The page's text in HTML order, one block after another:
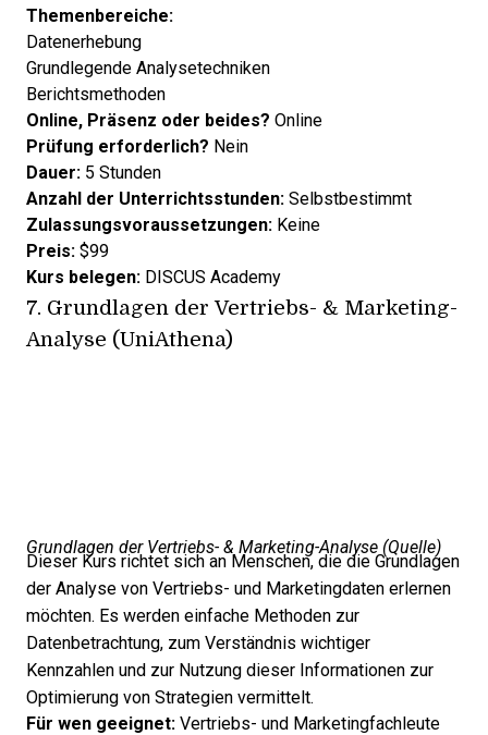
Themenbereiche:
Datenerhebung
Grundlegende Analysetechniken
Berichtsmethoden
Online, Präsenz oder beides? Online
Prüfung erforderlich? Nein
Dauer: 5 Stunden
Anzahl der Unterrichtsstunden: Selbstbestimmt
Zulassungsvoraussetzungen: Keine
Preis: $99
Kurs belegen: DISCUS Academy
7. Grundlagen der Vertriebs- & Marketing-
Analyse (UniAthena)
Grundlagen der Vertriebs- & Marketing-Analyse (Quelle)
Dieser Kurs richtet sich an Menschen, die die Grundlagen
der Analyse von Vertriebs- und Marketingdaten erlernen
möchten. Es werden einfache Methoden zur
Datenbetrachtung, zum Verständnis wichtiger
Kennzahlen und zur Nutzung dieser Informationen zur
Optimierung von Strategien vermittelt.
Für wen geeignet: Vertriebs- und Marketingfachleute